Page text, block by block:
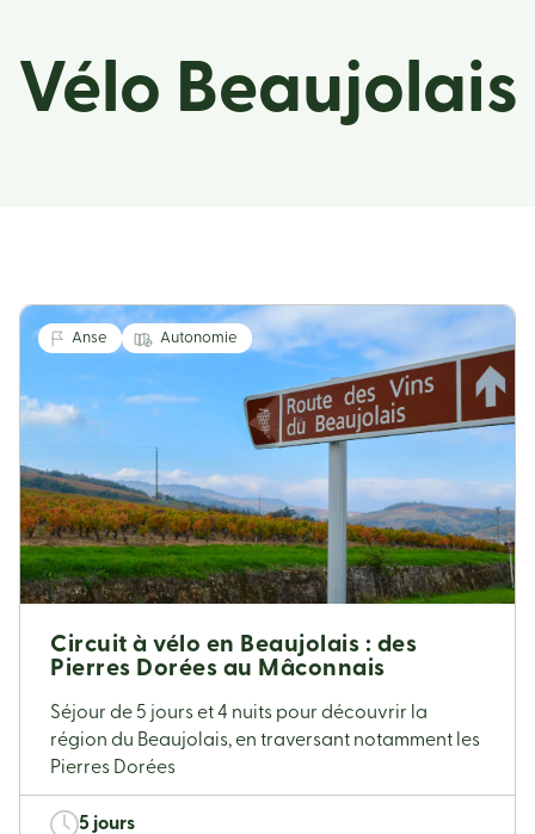
Vélo Beaujolais
Anse Autonomie
Circuit à vélo en Beaujolais : des
Pierres Dorées au Mâconnais
Séjour de 5 jours et 4 nuits pour découvrir la
région du Beaujolais, en traversant notamment les
Pierres Dorées
5 jours